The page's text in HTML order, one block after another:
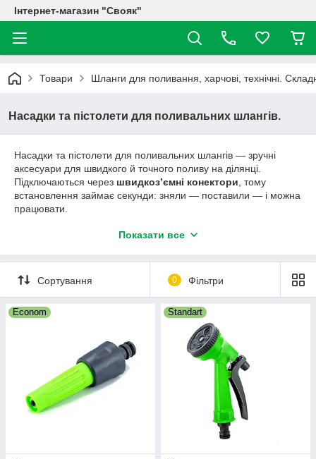
Інтернет-магазин "Свояк"
Товари Шланги для поливання, харчові, технічні.
Насадки та пістолети для поливальних шлангів.
Насадки та пістолети для поливальних шлангів — зручні
аксесуари для швидкого й точного поливу на ділянці.
Підключаються через швидкоз’ємні конектори , тому
встановлення займає секунди: зняли — поставили — і можна
працювати.
різними режимами розпилення: від м’якого «туману» для
економити воду, контролювати напір і поливати акуратно без
переливу.
✅ Швидке підключення через конектор
✅ Кілька режимів струменя/розпилу (залежно від моделі)
✅ Підходить для саду, городу, теплиці та побутових задач
✅ Зручно тримати в руці та легко перемикати режими
Показати все
Сортування 0 Фільтри
Econom Standart